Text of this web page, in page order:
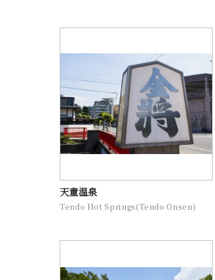
天童温泉
Tendo Hot Springs(Tendo Onsen)